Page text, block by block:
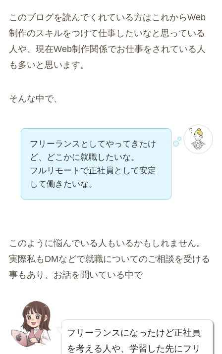
このブログを読んでくれている方はこれからWeb
制作のスキルをつけて仕事したいなと思っている
人や、現在Web制作関係でお仕事をされている人
も多いと思います。
そんな中で、
フリーランスとしてやってきたけ
ど、どこかに就職したいな。
フルリモートで正社員として安定
して働きたいな。
このように悩んでいる人もいるかもしれません。
実際私もDMなどで就職についてのご相談を受ける
事もあり、お話を聞いている中で
フリーランスになったけど正社員
を考える人や、学習した先にフリ